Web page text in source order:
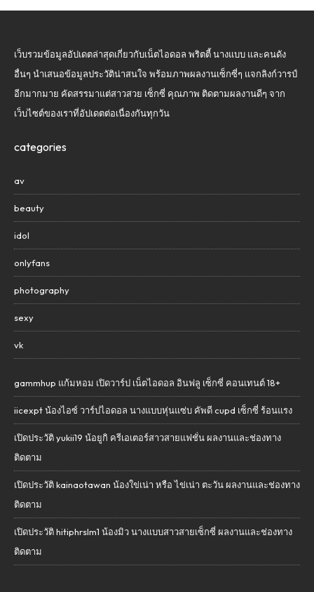
เว็บรวมข้อมูลอัปเดตล่าสุดเกี่ยวกับเน็ตไอดอล พริตตี้ นางแบบ และคนดัง
อื่นๆ นำเสนอข้อมูลประวัติน่าสนใจ พร้อมภาพผลงานเซ็กซี่ๆ แจกลิงก์วารป์
อีกมากมาย คัดสรรมาแต่สาวสวย เซ็กซี่ คุณภาพ ติดตามผลงานดีๆ จาก
เว็บไซต์ของเราที่อัปเดตต่อเนื่องกันทุกวัน
categories
av
beauty
idol
onlyfans
photography
sexy
vk
gammhup แก้มหอม เปิดวาร์ป เน็ตไอดอล อินฟลู เซ็กซี่ คอนเทนต์ 18+
iicexpt น้องไอซ์ วาร์ปไอดอล นางแบบหุ่นแซ่บ คัพดี cupd เซ็กซี่ ร้อนแรง
เปิดประวัติ yukii19 น้อยูกิ ครีเอเตอร์สาวสายแฟชั่น ผลงานและช่องทาง
ติดตาม
เปิดประวัติ kainaotawan น้องใข่เน่า หรือ ไข่เน่า ตะวัน ผลงานและช่องทาง
ติดตาม
เปิดประวัติ hitiphrslm1 น้องมิว นางแบบสาวสายเซ็กซี่ ผลงานและช่องทาง
ติดตาม